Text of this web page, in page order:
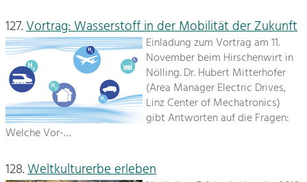
127.Vortrag: Wasserstoff in der Mobilität der Zukunft
Einladung zum Vortrag am 11.
November beim Hirschenwirt in
Nölling. Dr. Hubert Mitterhofer
(Area Manager Electric Drives,
Linz Center of Mechatronics)
gibt Antworten auf die Fragen:
Welche Vor-…
128.Weltkulturerbe erleben